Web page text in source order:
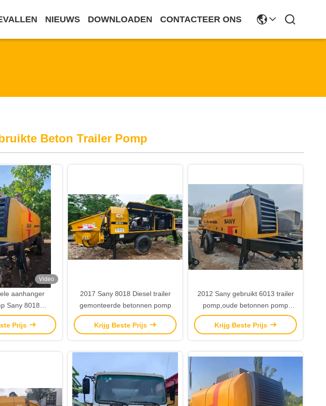
NIEUWS DOWNLOADEN CONTACTEER ONS
Beton Trailer Pomp
Video
aanhanger
Sany 8018
Prijs
2017 Sany 8018 Diesel trailer
gemonteerde betonnen pomp
Krijg Beste Prijs
2012 Sany gebruikt 6013 trailer
pomp,oude betonnen pomp
sleepwagen achter
Krijg Beste Prijs